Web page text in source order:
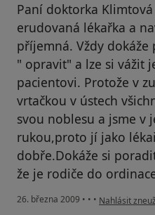
Paní doktorka
erudovaná lékařka a
příjemná. Vždy
" opravit" a lze si vážit
pacientovi. Protože v
vrtačkou v ústech
svou noblesu a jsme v
rukou,proto jí jako
dobře.Dokáže si
že je rodiče do
26. března 2009 • • • podle názoru
Nahlásit